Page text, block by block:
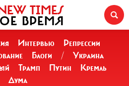
TIMES
ВРЕМЯ
Интервью
Репрессии
Блоги /
Украина
Трамп Путин
Кремль
Дума